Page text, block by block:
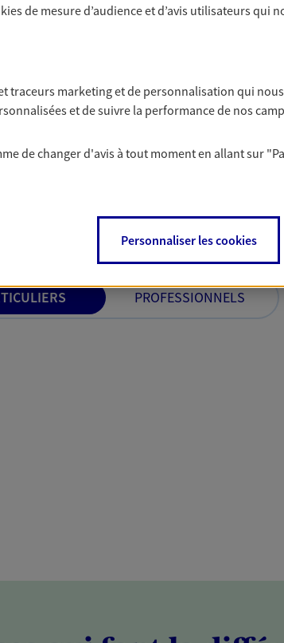
au-delà des
proposons des
de moments de vie
AXA Épargne
PROFESSIONNELS
de mesure d’audience et d’avis utilisateurs qui
traceurs marketing et de personnalisation qui
et de suivre la performance de nos
de changer d'avis à tout moment en allant sur
Personnaliser les cookies